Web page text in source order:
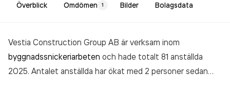
Överblick Omdömen 1 Bilder Bolagsdata
Vestia Construction Group AB är verksam inom
byggnadssnickeriarbeten och hade totalt 81 anställda
2025. Antalet anställda har ökat med 2 personer sedan